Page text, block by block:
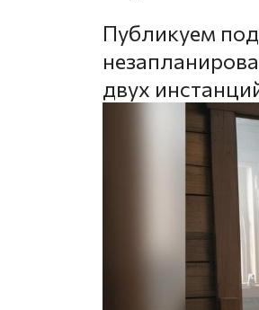
Публикуем
двух